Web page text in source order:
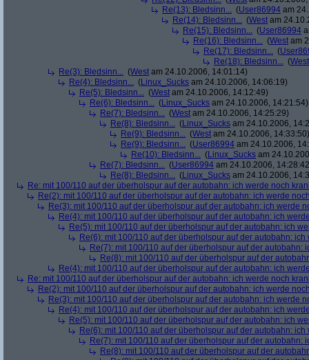
Re(13): Bledsinn... (User86994 am
Re(14): Bledsinn... (West am
Re(15): Bledsinn... (User86994
Re(16): Bledsinn... (West am
Re(17): Bledsinn... (
Re(18): Bledsinn... (West
Re(3): Bledsinn... (West am 24.10.2006, 14:01:14)
Re(4): Bledsinn... (Linux_Sucks am 24.10.2006, 14:06:19)
Re(5): Bledsinn... (West am 24.10.2006, 14:12:49)
Re(6): Bledsinn... (Linux_Sucks am 24.10.2006, 14:21:54)
Re(7): Bledsinn... (West am 24.10.2006, 14:25:29)
Re(8): Bledsinn... (Linux_Sucks am 24.10.2006,
Re(9): Bledsinn... (West am 24.10.2006, 14:33:50)
Re(9): Bledsinn... (User86994 am 24.10.2006,
Re(10): Bledsinn... (Linux_Sucks am
Re(7): Bledsinn... (User86994 am 24.10.2006,
Re(8): Bledsinn... (Linux_Sucks am 24.10.2006,
Re: mit 100/110 auf der überholspur auf der autobahn: ich werde noch
Re(2): mit 100/110 auf der überholspur auf der autobahn: ich werde
Re(3): mit 100/110 auf der überholspur auf der autobahn: ich werde
Re(4): mit 100/110 auf der überholspur auf der autobahn: ich
Re(5): mit 100/110 auf der überholspur auf der autobahn: ich
Re(6): mit 100/110 auf der überholspur auf der autobahn:
Re(7): mit 100/110 auf der überholspur auf der autobahn:
Re(8): mit 100/110 auf der überholspur auf der
Re(4): mit 100/110 auf der überholspur auf der autobahn: ich
Re: mit 100/110 auf der überholspur auf der autobahn: ich werde noch
Re(2): mit 100/110 auf der überholspur auf der autobahn: ich werde
Re(3): mit 100/110 auf der überholspur auf der autobahn: ich werde
Re(4): mit 100/110 auf der überholspur auf der autobahn: ich
Re(5): mit 100/110 auf der überholspur auf der autobahn: ich
Re(6): mit 100/110 auf der überholspur auf der autobahn:
Re(7): mit 100/110 auf der überholspur auf der autobahn:
Re(8): mit 100/110 auf der überholspur auf der